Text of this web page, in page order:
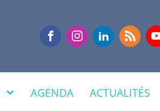
AGENDA ACTUALITÉS